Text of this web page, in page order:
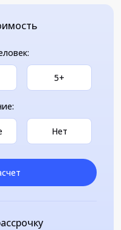
5+
Нет